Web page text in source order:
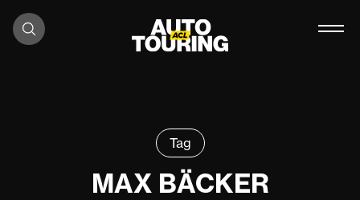
Zum Inhalt springen
Tag
MAX BÄCKER